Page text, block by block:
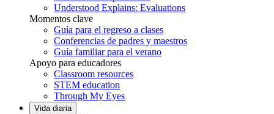
Understood Explains: Evaluations
Momentos clave
Guía para el regreso a clases
Conferencias de padres y maestros
Guía familiar para el verano
Apoyo para educadores
Classroom resources
STEM education
Through My Eyes
Vida diaria